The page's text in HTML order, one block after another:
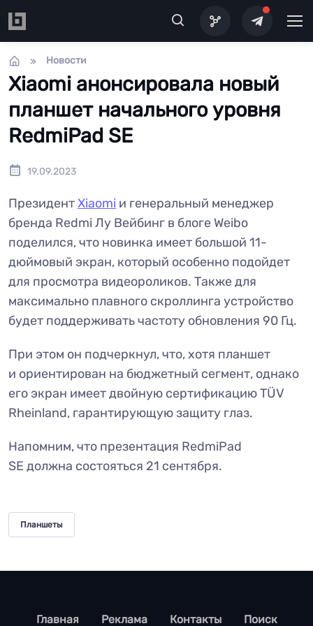
Новости
Xiaomi анонсировала новый
планшет начального уровня
RedmiPad SE
19.09.2023
ПрезидентXiaomi и генеральный менеджер
бренда Redmi Лу Вейбинг в блоге Weibo
поделился, что новинка имеет большой 11-
дюймовый экран, который особенно подойдет
для просмотра видеороликов. Также для
максимально плавного скроллинга устройство
будет поддерживать частоту обновления 90 Гц.
При этом он подчеркнул, что, хотя планшет
и ориентирован на бюджетный сегмент, однако
его экран имеет двойную сертификацию TÜV
Rheinland, гарантирующую защиту глаз.
Напомним, что презентация RedmiPad
SE должна состояться 21 сентября.
Планшеты
footer
Главная Реклама Контакты Поиск